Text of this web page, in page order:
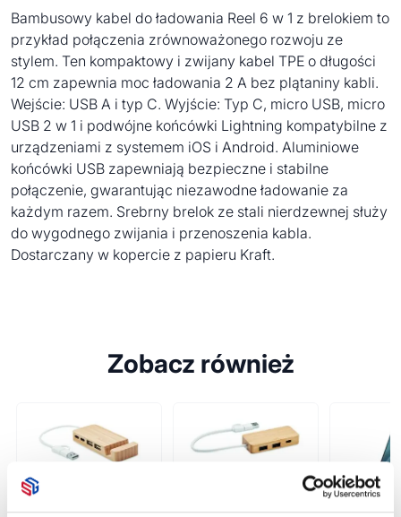
Bambusowy kabel do ładowania Reel 6 w 1 z brelokiem to
przykład połączenia zrównoważonego rozwoju ze
stylem. Ten kompaktowy i zwijany kabel TPE o długości
12 cm zapewnia moc ładowania 2 A bez plątaniny kabli.
Wejście: USB A i typ C. Wyjście: Typ C, micro USB, micro
USB 2 w 1 i podwójne końcówki Lightning kompatybilne z
urządzeniami z systemem iOS i Android. Aluminiowe
końcówki USB zapewniają bezpieczne i stabilne
połączenie, gwarantując niezawodne ładowanie za
każdym razem. Srebrny brelok ze stali nierdzewnej służy
do wygodnego zwijania i przenoszenia kabla.
Dostarczany w kopercie z papieru Kraft.
Zobacz również
4-portowy
bambusowy hub